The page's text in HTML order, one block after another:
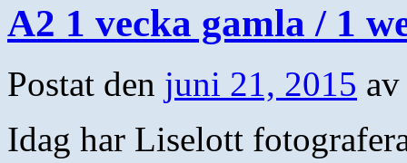
A2 1 vecka gamla / 1
Postat den juni 21, 2015 av
Idag har Liselott